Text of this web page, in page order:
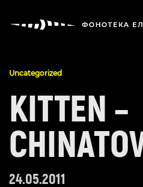
Uncategorized
KITTEN –
24.05.2011